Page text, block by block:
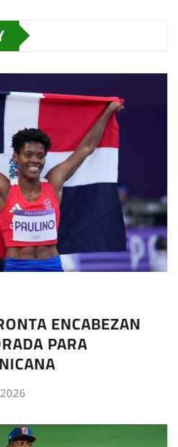
ENCABEZAN
PARA